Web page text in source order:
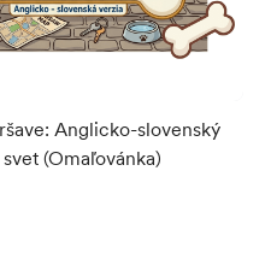
Anglicko-slovenský
(Omaľovánka)